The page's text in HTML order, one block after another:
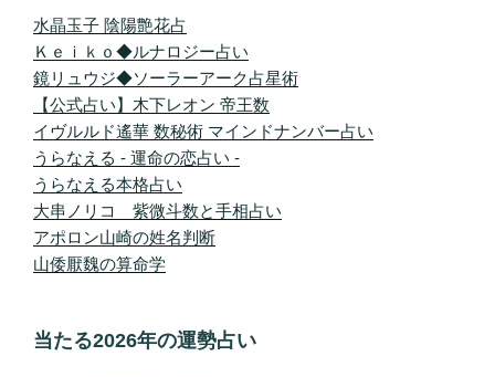
水晶玉子 陰陽艶花占
Ｋｅｉｋｏ◆ルナロジー占い
鏡リュウジ◆ソーラーアーク占星術
【公式占い】木下レオン 帝王数
イヴルルド遙華 数秘術 マインドナンバー占い
うらなえる - 運命の恋占い -
うらなえる本格占い
大串ノリコ 紫微斗数と手相占い
アポロン山崎の姓名判断
山倭厭魏の算命学
当たる2026年の運勢占い